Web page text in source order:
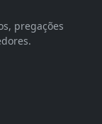
pregações